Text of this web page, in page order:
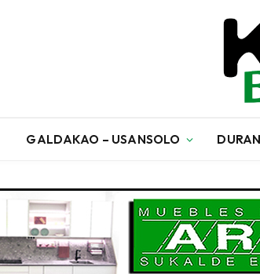
GALDAKAO – USANSOLO